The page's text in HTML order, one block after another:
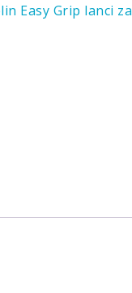
Easy Grip lanci za